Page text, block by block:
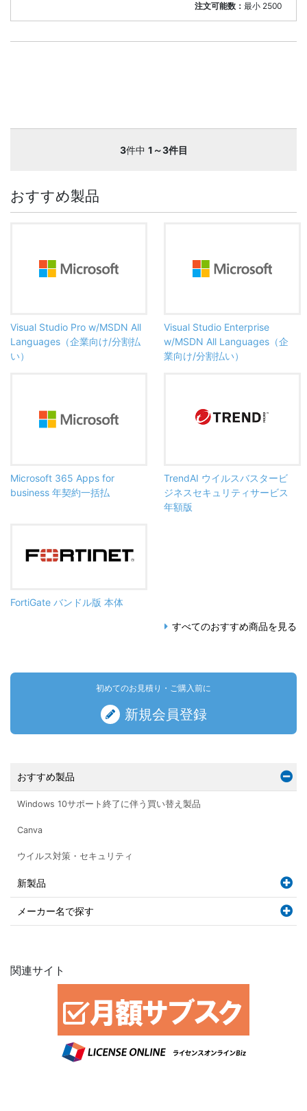
注文可能数：最小 2500
3件中 1～3件目
おすすめ製品
Visual Studio Pro w/MSDN All
Languages（企業向け/分割払
い）
Visual Studio Enterprise
w/MSDN All Languages（企
業向け/分割払い）
Microsoft 365 Apps for
business 年契約一括払
TrendAI ウイルスバスタービ
ジネスセキュリティサービス
年額版
FortiGate バンドル版 本体
すべてのおすすめ商品を見る
初めてのお見積り・ご購入前に
新規会員登録
おすすめ製品
Windows 10サポート終了に伴う買い替え製品
Canva
ウイルス対策・セキュリティ
新製品
メーカー名で探す
関連サイト